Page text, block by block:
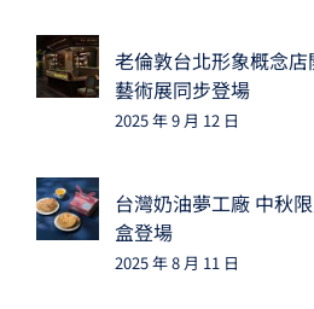
老倫敦台北形象概念
藝術展同步登場
2025 年 9 月 12 日
台灣奶油夢工廠 中秋
盒登場
2025 年 8 月 11 日